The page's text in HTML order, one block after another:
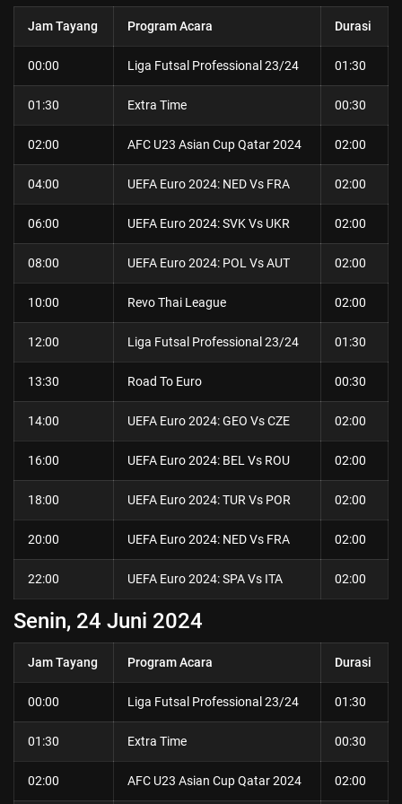
Jam Tayang Program Acara Durasi
00:00 Liga Futsal Professional 23/24 01:30
01:30 Extra Time 00:30
02:00 AFC U23 Asian Cup Qatar 2024 02:00
04:00 UEFA Euro 2024: NED Vs FRA 02:00
06:00 UEFA Euro 2024: SVK Vs UKR 02:00
08:00 UEFA Euro 2024: POL Vs AUT 02:00
10:00 Revo Thai League 02:00
12:00 Liga Futsal Professional 23/24 01:30
13:30 Road To Euro 00:30
14:00 UEFA Euro 2024: GEO Vs CZE 02:00
16:00 UEFA Euro 2024: BEL Vs ROU 02:00
18:00 UEFA Euro 2024: TUR Vs POR 02:00
20:00 UEFA Euro 2024: NED Vs FRA 02:00
22:00 UEFA Euro 2024: SPA Vs ITA 02:00
Senin, 24 Juni 2024
Jam Tayang Program Acara Durasi
00:00 Liga Futsal Professional 23/24 01:30
01:30 Extra Time 00:30
02:00 AFC U23 Asian Cup Qatar 2024 02:00